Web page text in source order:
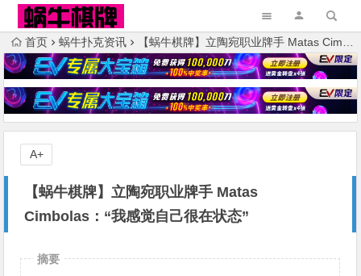
首页 蜗牛扑克资讯 【蜗牛棋牌】立陶宛职业牌手 Matas Cimbolas：“我感觉自己很在状态”
【蜗牛棋牌】立陶宛职业牌手 Matas
Cimbolas：“我感觉自己很在状态”
A+
摘要